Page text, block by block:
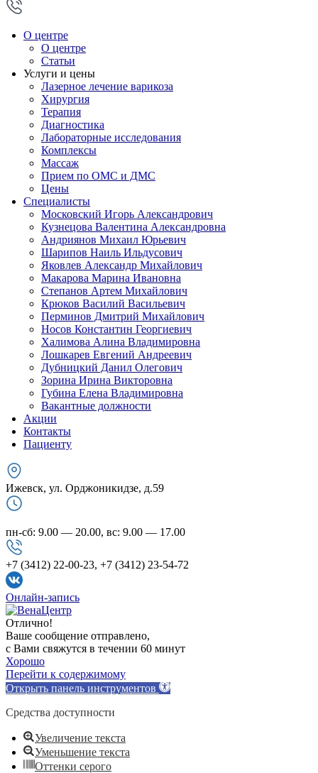
О центре
О центре
Статьи
Услуги и цены
Лазерное лечение варикоза
Хирургия
Терапия
Диагностика
Лабораторные исследования
Комплексы
Массаж
Прием по ОМС и ДМС
Цены
Специалисты
Московский Игорь Александрович
Кузнецова Валентина Александровна
Андриянов Михаил Юрьевич
Шарипов Наиль Ильдусович
Яковлев Александр Михайлович
Макарова Марина Ивановна
Степанов Артем Михайлович
Крюков Василий Васильевич
Перминов Дмитрий Михайлович
Носов Константин Георгиевич
Халимова Алина Владимировна
Лошкарев Евгений Андреевич
Дубницкий Данил Олегович
Зорина Ирина Викторовна
Губина Елена Владимировна
Вакантные должности
Акции
Контакты
Пациенту
Ижевск, ул. Орджоникидзе, д.59
пн-сб: 9.00 — 20.00, вс: 9.00 — 17.00
+7 (3412) 22-00-23, +7 (3412) 23-54-72
Онлайн-запись
Отлично!
Ваше сообщение отправлено,
с Вами свяжутся в течении 60 минут
Хорошо
Перейти к содержимому
Открыть панель инструментов
Средства доступности
Увеличение текста
Уменьшение текста
Оттенки серого